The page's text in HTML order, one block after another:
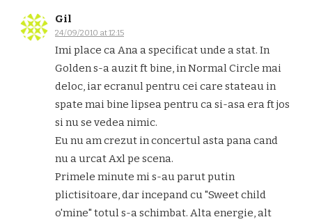
Gil
24/09/2010 at 12:15
Imi place ca Ana a specificat unde a stat. In
Golden s-a auzit ft bine, in Normal Circle mai
deloc, iar ecranul pentru cei care stateau in
spate mai bine lipsea pentru ca si-asa era ft jos
si nu se vedea nimic.
Eu nu am crezut in concertul asta pana cand
nu a urcat Axl pe scena.
Primele minute mi s-au parut putin
plictisitoare, dar incepand cu "Sweet child
o'mine" totul s-a schimbat. Alta energie, alt